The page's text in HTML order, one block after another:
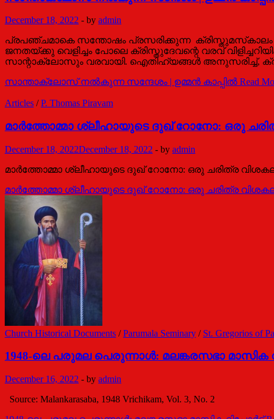
December 18, 2022 - by admin
പ്രപഞ്ചമാകെ സന്തോഷം പ്രസരിക്കുന്ന ക്രിസ്തുമസ്‌കാലം
ജനതയ്ക്കു വെളിച്ചം പോലെ ക്രിസ്തുദേവന്റെ വരവ്
സാന്റാക്ലോസും വരവായി. ഐതിഹ്യങ്ങൾ അനുസരിച്ച്,
സാന്താക്ലോസ് നൽകുന്ന സന്ദേശം | ഉമ്മൻ കാപ്പിൽ Read
Articles /P. Thomas Piravam
മാര്‍ത്തോമ്മാ ശ്ലീഹായുടെ ദുഖ് റോനോ: ഒരു
December 18, 2022December 18, 2022 - by admin
മാര്‍ത്തോമ്മാ ശ്ലീഹായുടെ ദുഖ് റോനോ: ഒരു ചരിത്ര
മാര്‍ത്തോമ്മാ ശ്ലീഹായുടെ ദുഖ് റോനോ: ഒരു ചരിത്ര
Church Historical Documents /Parumala Seminary / St. Gregorios of
1948-ലെ പരുമല പെരുന്നാള്‍: മലങ്കരസഭാ മാസിക
December 16, 2022 - by admin
Source: Malankarasaba, 1948 Vrichikam, Vol. 3, No. 2